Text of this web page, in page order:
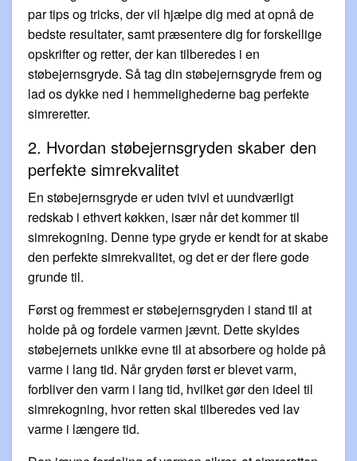
par tips og tricks, der vil hjælpe dig med at opnå de
bedste resultater, samt præsentere dig for forskellige
opskrifter og retter, der kan tilberedes i en
støbejernsgryde. Så tag din støbejernsgryde frem og
lad os dykke ned i hemmelighederne bag perfekte
simreretter.
2. Hvordan støbejernsgryden skaber den
perfekte simrekvalitet
En støbejernsgryde er uden tvivl et uundværligt
redskab i ethvert køkken, især når det kommer til
simrekogning. Denne type gryde er kendt for at skabe
den perfekte simrekvalitet, og det er der flere gode
grunde til.
Først og fremmest er støbejernsgryden i stand til at
holde på og fordele varmen jævnt. Dette skyldes
støbejernets unikke evne til at absorbere og holde på
varme i lang tid. Når gryden først er blevet varm,
forbliver den varm i lang tid, hvilket gør den ideel til
simrekogning, hvor retten skal tilberedes ved lav
varme i længere tid.